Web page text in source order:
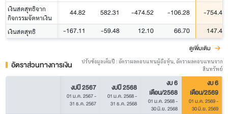
เงินสดสุทธิจาก
กิจกรรมจัดหาเงิน
44.82 582.31 -474.52 -106.28 -754.45
เงินสดสุทธิ -167.11 -59.48 12.10 66.70 147.44
ดูเพิ่มเติม
อัตราส่วนทางการเงิน
ปรับข้อมูลเต็มปี : อัตราผลตอบแทนผู้ถือหุ้น, อัตราผลตอบแทนจาก
สินทรัพย์
งบปี 2567
01 ม.ค. 2567-
31 ธ.ค. 2567
งบปี 2568
01 ม.ค. 2568-
31 ธ.ค. 2568
งบ 6
เดือน/2568
01 ม.ค. 2568-
30 มิ.ย. 2568
งบ 6
เดือน/2569
01 ม.ค. 2569-
30 มิ.ย. 2569